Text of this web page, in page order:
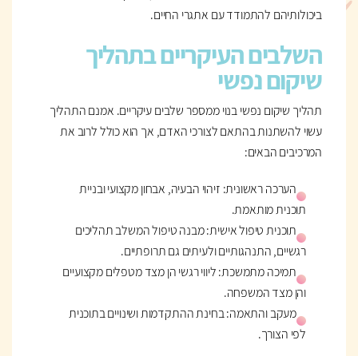
ביכולותיהם להתמודד עם אתגרי החיים.
השלבים העיקריים בתהליך
שיקום נפשי
תהליך שיקום נפשי בנוי ממספר שלבים עיקריים. אמנם התהליך
עשוי להשתנות בהתאם לצורכי האדם, אך הוא כולל לרוב את
המרכיבים הבאים:
הערכה ראשונית: זיהוי הבעיה, אבחון מקצועי ובניית
תוכנית מותאמת.
תוכנית טיפול אישית: מבנה טיפול המשלב תהליכים
רגשיים, התנהגותיים ולעיתים גם תרופתיים.
תמיכה מתמשכת: ליווי רגשי הן מצד מטפלים מקצועיים
והן מצד המשפחה.
מעקב והתאמה: בחינת ההתקדמות ושינויים בתוכנית
לפי הצורך.